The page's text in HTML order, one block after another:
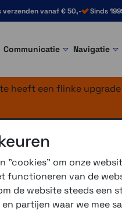
verzenden vanaf € 50,- Sinds
Communicatie Navigatie
heeft een flinke
XT3
"cookies" om onze
functioneren van de
de website steeds een
partijen waar we mee